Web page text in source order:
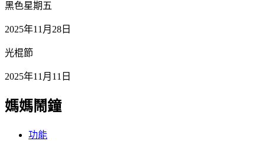
黑色星期五
2025年11月28日
光棍節
2025年11月11日
媽媽鬧鐘
功能